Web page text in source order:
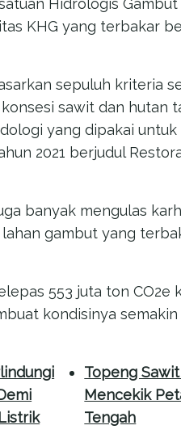
Hidrologis Gambut
KHG yang terbakar
sepuluh kriteria
sawit dan hutan
yang dipakai
2021 berjudul
banyak mengulas
gambut yang
553 juta ton CO2e
kondisinya semakin
Topeng
Mencekik
Tengah